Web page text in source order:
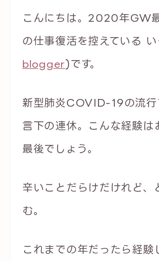
こんにちは。2020年GW
の仕事復活を控えている
blogger)です。
新型肺炎COVID-19の流行
言下の連休。こんな経験は
最後でしょう。
辛いことだらけだけれど、
む。
これまでの年だったら経験